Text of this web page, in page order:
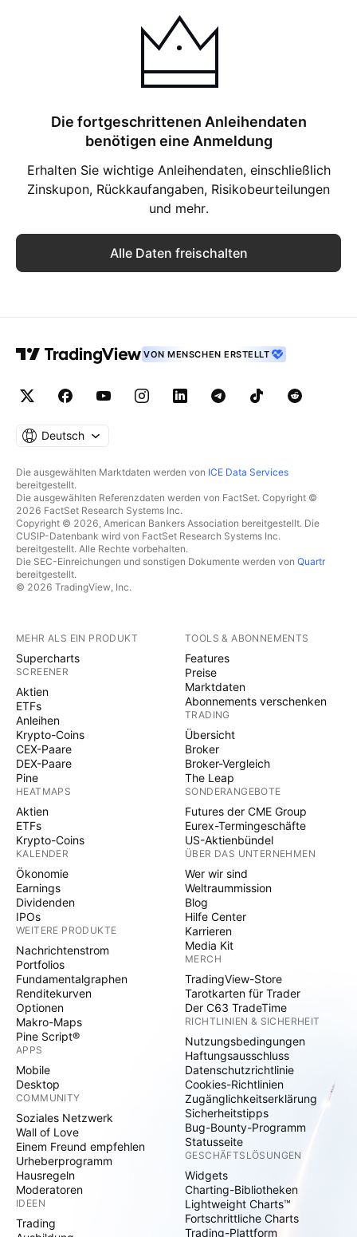
Die fortgeschrittenen Anleihendaten
benötigen eine Anmeldung
Erhalten Sie wichtige Anleihendaten, einschließlich
Zinskupon, Rückkaufangaben, Risikobeurteilungen
und mehr.
Alle Daten freischalten
VON MENSCHEN ERSTELLT
Deutsch
Die ausgewählten Marktdaten werden von ICE Data Services
bereitgestellt.
Die ausgewählten Referenzdaten werden von FactSet. Copyright ©
2026 FactSet Research Systems Inc.
Copyright © 2026, American Bankers Association bereitgestellt. Die
CUSIP-Datenbank wird von FactSet Research Systems Inc.
bereitgestellt. Alle Rechte vorbehalten.
Die SEC-Einreichungen und sonstigen Dokumente werden von Quartr
bereitgestellt.
© 2026 TradingView, Inc.
MEHR ALS EIN PRODUKT
Supercharts
SCREENER
Aktien
ETFs
Anleihen
Krypto-Coins
CEX-Paare
DEX-Paare
Pine
HEATMAPS
Aktien
ETFs
Krypto-Coins
KALENDER
Ökonomie
Earnings
Dividenden
IPOs
WEITERE PRODUKTE
Nachrichtenstrom
Portfolios
Fundamentalgraphen
Renditekurven
Optionen
Makro-Maps
Pine Script®
APPS
Mobile
Desktop
COMMUNITY
Soziales Netzwerk
Wall of Love
Einem Freund empfehlen
Urheberprogramm
Hausregeln
Moderatoren
IDEEN
Trading
TOOLS & ABONNEMENTS
Features
Preise
Marktdaten
Abonnements verschenken
TRADING
Übersicht
Broker
Broker-Vergleich
The Leap
SONDERANGEBOTE
Futures der CME Group
Eurex-Termingeschäfte
US-Aktienbündel
ÜBER DAS UNTERNEHMEN
Wer wir sind
Weltraummission
Blog
Hilfe Center
Karrieren
Media Kit
MERCH
TradingView-Store
Tarotkarten für Trader
Der C63 TradeTime
RICHTLINIEN & SICHERHEIT
Nutzungsbedingungen
Haftungsausschluss
Datenschutzrichtlinie
Cookies-Richtlinien
Zugänglichkeitserklärung
Sicherheitstipps
Bug-Bounty-Programm
Statusseite
GESCHÄFTSLÖSUNGEN
Widgets
Charting-Bibliotheken
Lightweight Charts™
Fortschrittliche Charts
Trading-Plattform